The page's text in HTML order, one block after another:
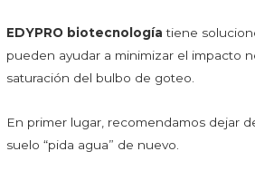
EDYPRO biotecnología tiene
pueden ayudar a minimizar el impacto
saturación del bulbo de goteo.
En primer lugar, recomendamos dejar
suelo “pida agua” de nuevo.